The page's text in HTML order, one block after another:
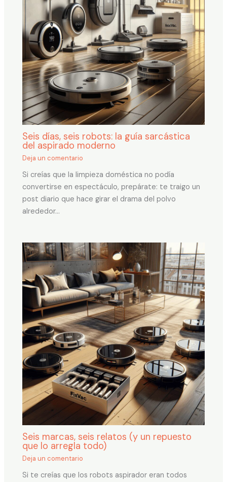
Seis días, seis robots: la guía sarcástica
del aspirado moderno
Deja un comentario
Si creías que la limpieza doméstica no podía
convertirse en espectáculo, prepárate: te traigo un
post diario que hace girar el drama del polvo
alrededor…
Seis marcas, seis relatos (y un repuesto
que lo arregla todo)
Deja un comentario
Si te creías que los robots aspirador eran todos